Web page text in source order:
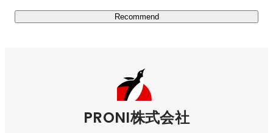
ービス。
IT制作、SaaS、広告販促、人事総務、経営管理、BPO(ア
「すべては便利のために」というミッションのもと、受発
注における不便さ、企業間取引のアンマッチングを無くし
ていくことを目指す。
取引実績や各事業者の評判など、受発注にまつわるビッグ
Recommend
PRONI株式会社